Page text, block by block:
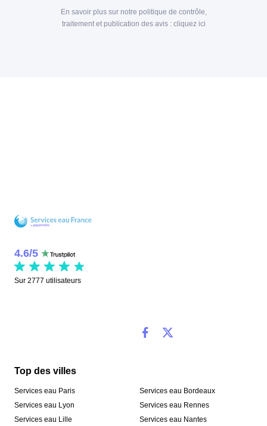
En savoir plus sur notre politique de contrôle,
traitement et publication des avis : cliquez ici
4.6/5
Sur 2777 utilisateurs
Top des villes
Services eau Paris
Services eau Lyon
Services eau Lille
Services eau Bordeaux
Services eau Rennes
Services eau Nantes